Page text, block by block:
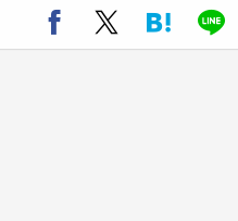
8／1～10／26】